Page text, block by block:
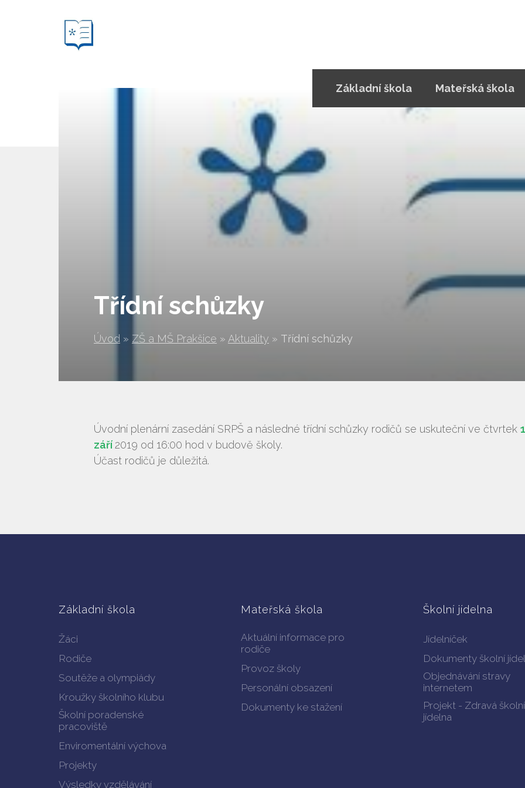
Vyhledávání na webu
Třídní schůzky
Úvod » ZŠ a MŠ Prakšice » Aktuality » Třídní schůzky
Základní škola Mateřská škola
Úvodní plenární zasedání SRPŠ a následné třídní schůzky rodičů se uskuteční ve čtvrtek
září2019 od 16:00 hod v budově školy.
Účast rodičů je důležitá.
Základní škola
Žáci
Rodiče
Soutěže a olympiády
Kroužky školního klubu
Školní poradenské
pracoviště
Enviromentální výchova
Projekty
Výsledky vzdělávání
Mateřská škola
Aktuální informace pro
rodiče
Provoz školy
Personální obsazení
Dokumenty ke stažení
Školní jídelna
Jídelníček
Dokumenty školní
Objednávání stravy
internetem
Projekt - Zdravá školní
jídelna